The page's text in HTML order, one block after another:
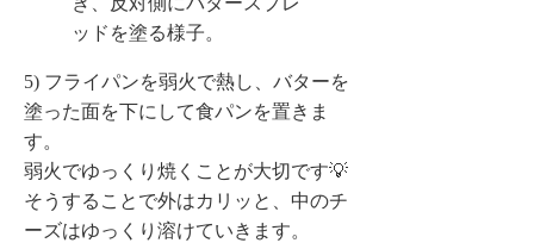
5) フライパンを弱火で熱し、バターを
塗った面を下にして食パンを置きま
す。
弱火でゆっくり焼くことが大切です💡
そうすることで外はカリッと、中のチ
ーズはゆっくり溶けていきます。